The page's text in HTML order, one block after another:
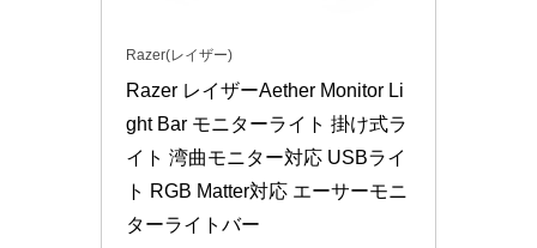
Razer(レイザー)
Razer レイザーAether Monitor Li
ght Bar モニターライト 掛け式ラ
イト 湾曲モニター対応 USBライ
ト RGB Matter対応 エーサーモニ
ターライトバー